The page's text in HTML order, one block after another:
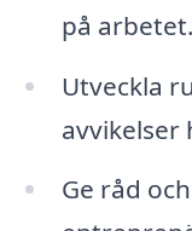
på arbetet.
Utveckla
avvikelser
Ge råd